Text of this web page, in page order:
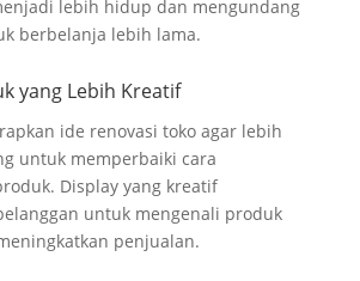
lebih hidup dan mengundang
berbelanja lebih lama.
yang Lebih Kreatif
ide renovasi toko agar lebih
untuk memperbaiki cara
Display yang kreatif
untuk mengenali produk
penjualan.